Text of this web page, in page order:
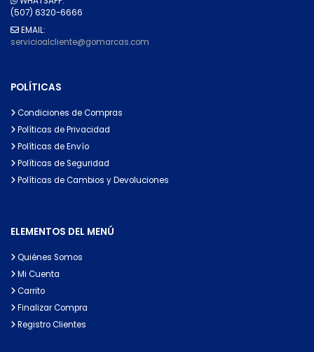
(507) 6320-6666
EMAIL:
servicioalcliente@gomarcas.com
POLÍTICAS
Condiciones de Compras
Políticas de Privacidad
Políticas de Envío
Políticas de Seguridad
Políticas de Cambios y Devoluciones
ELEMENTOS DEL MENÚ
Quiénes Somos
Mi Cuenta
Carrito
Finalizar Compra
Registro Clientes